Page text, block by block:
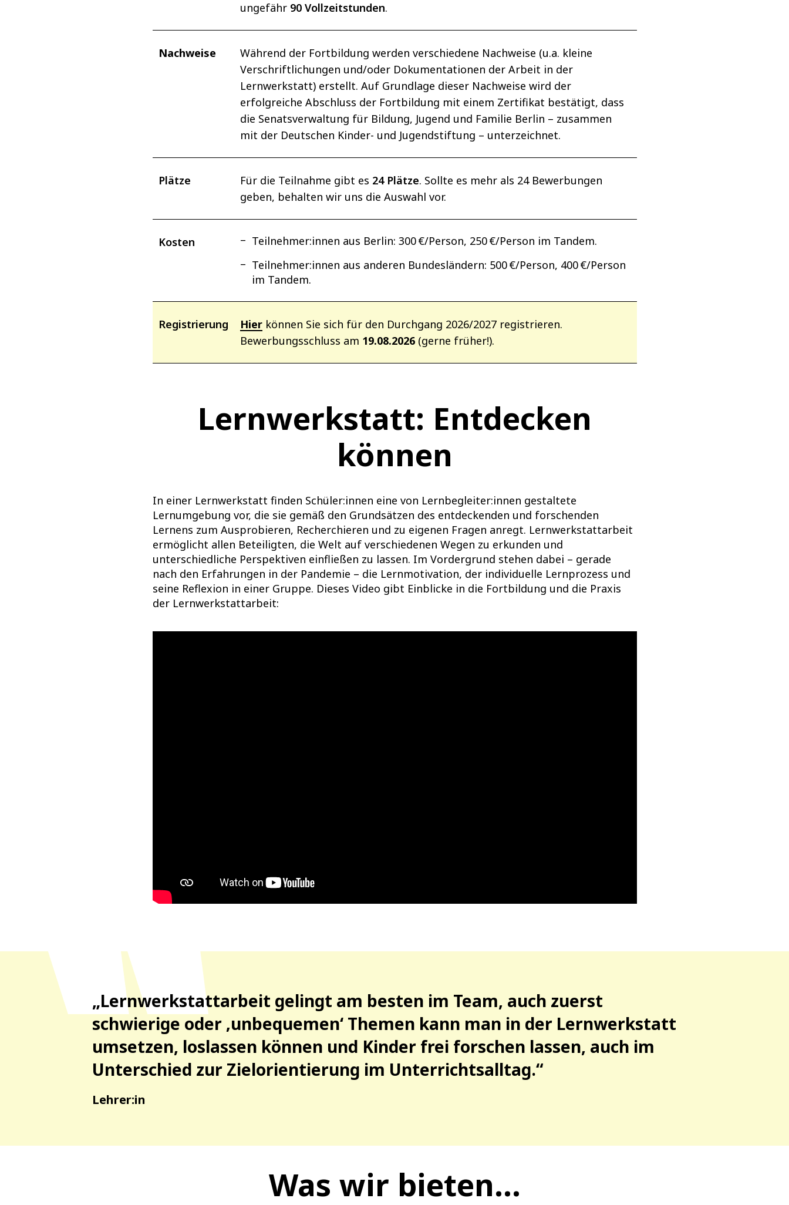
ungefähr 90 Vollzeitstunden.
Nachweise
Während der Fortbildung werden verschiedene Nachweise (u.a. kleine
Verschriftlichungen und/oder Dokumentationen der Arbeit in der
Lernwerkstatt) erstellt. Auf Grundlage dieser Nachweise wird der
erfolgreiche Abschluss der Fortbildung mit einem Zertifikat bestätigt, dass
die Senatsverwaltung für Bildung, Jugend und Familie Berlin – zusammen
mit der Deutschen Kinder- und Jugendstiftung – unterzeichnet.
Plätze Für die Teilnahme gibt es 24 Plätze. Sollte es mehr als 24 Bewerbungen
geben, behalten wir uns die Auswahl vor.
Kosten
Teilnehmer:innen aus Berlin: 300 €/Person, 250 €/Person im Tandem.
Teilnehmer:innen aus anderen Bundesländern: 500 €/Person, 400 €/Person
im Tandem.
Registrierung Hierkönnen Sie sich für den Durchgang 2026/2027 registrieren.
Bewerbungsschluss am 19.08.2026(gerne früher!).
Lernwerkstatt: Entdecken
können
In einer Lernwerkstatt finden Schüler:innen eine von Lernbegleiter:innen gestaltete
Lernumgebung vor, die sie gemäß den Grundsätzen des entdeckenden und forschenden
Lernens zum Ausprobieren, Recherchieren und zu eigenen Fragen anregt. Lernwerkstattarbeit
ermöglicht allen Beteiligten, die Welt auf verschiedenen Wegen zu erkunden und
unterschiedliche Perspektiven einfließen zu lassen. Im Vordergrund stehen dabei – gerade
nach den Erfahrungen in der Pandemie – die Lernmotivation, der individuelle Lernprozess und
seine Reflexion in einer Gruppe. Dieses Video gibt Einblicke in die Fortbildung und die Praxis
der Lernwerkstattarbeit:
„Lernwerkstattarbeit gelingt am besten im Team, auch zuerst
schwierige oder ‚unbequemen‘ Themen kann man in der Lernwerkstatt
umsetzen, loslassen können und Kinder frei forschen lassen, auch im
Unterschied zur Zielorientierung im Unterrichtsalltag.“
Lehrer:in
Was wir bieten…